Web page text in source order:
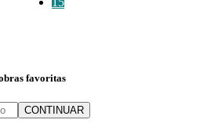
favoritas
CONTINUAR